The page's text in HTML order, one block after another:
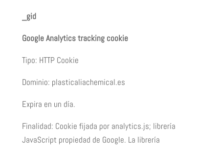
_gid
Google Analytics tracking cookie
Tipo: HTTP Cookie
Dominio: plasticaliachemical.es
Expira en un día.
Finalidad: Cookie fijada por analytics.js; librería
JavaScript propiedad de Google. La librería